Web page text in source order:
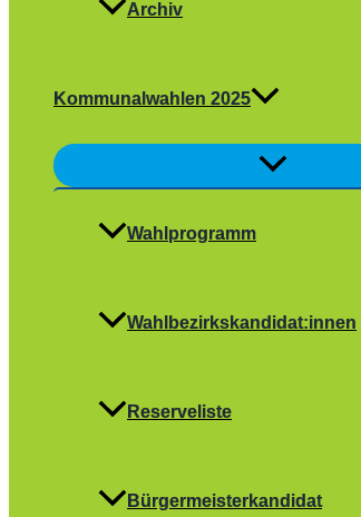
Archiv
Kommunalwahlen 2025
Menü
Wahlprogramm
Wahlbezirkskandidat:innen
Reserveliste
Bürgermeisterkandidat